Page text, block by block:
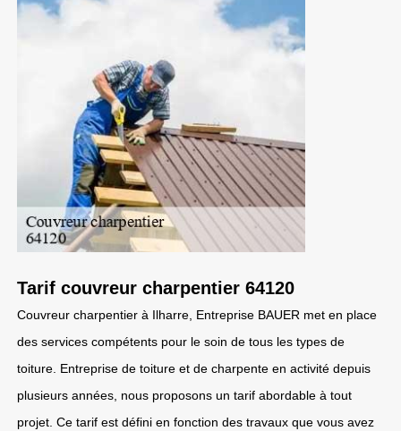
Tarif couvreur charpentier 64120
Couvreur charpentier à Ilharre, Entreprise BAUER met en place
des services compétents pour le soin de tous les types de
toiture. Entreprise de toiture et de charpente en activité depuis
plusieurs années, nous proposons un tarif abordable à tout
projet. Ce tarif est défini en fonction des travaux que vous avez